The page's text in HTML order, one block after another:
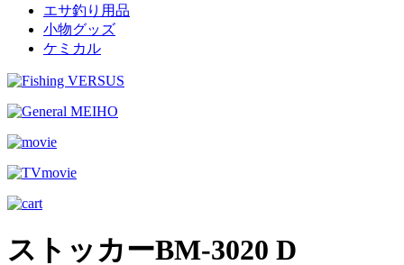
エサ釣り用品
小物グッズ
ケミカル
ストッカーBM-3020 D